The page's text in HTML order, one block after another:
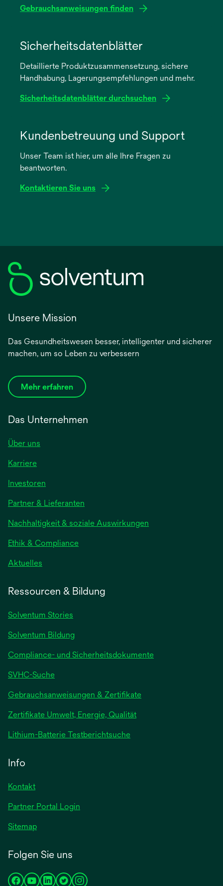
Gebrauchsanweisungen finden
neuen
Registerkarte
Sicherheitsdatenblätter
Detaillierte Produktzusammensetzung, sichere
Handhabung, Lagerungsempfehlungen und mehr.
Sicherheitsdatenblätter durchsuchen
neuen
Registerkarte
Kundenbetreuung und Support
Unser Team ist hier, um alle Ihre Fragen zu
beantworten.
Kontaktieren Sie uns
Unsere Mission
Das Gesundheitswesen besser, intelligenter und sicherer
machen, um so Leben zu verbessern
Mehr erfahren
Das Unternehmen
Über uns
Karriere
Investoren
Partner & Lieferanten
Nachhaltigkeit & soziale Auswirkungen
Ethik & Compliance
Aktuelles
Ressourcen & Bildung
Solventum Stories
Solventum Bildung
Compliance- und Sicherheitsdokumente
SVHC-Suche
Gebrauchsanweisungen & Zertifikatewird
Zertifikate Umwelt, Energie, Qualität
Lithium-Batterie Testberichtsuchewird
Info
Kontakt
Partner Portal Login
Sitemap
Folgen Sie uns